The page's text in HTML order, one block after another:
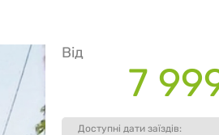
Від
7
Доступні дати заїздів: